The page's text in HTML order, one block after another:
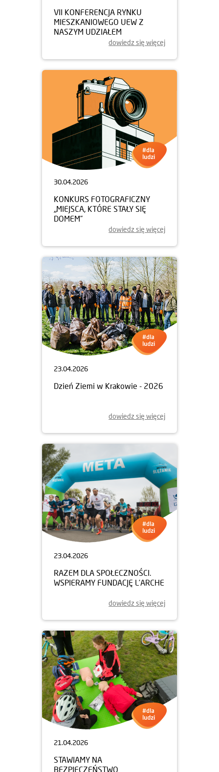
VII KONFERENCJA RYNKU
MIESZKANIOWEGO UEW Z
NASZYM UDZIAŁEM
dowiedz się więcej
30.04.2026
KONKURS FOTOGRAFICZNY
„MIEJSCA, KTÓRE STAŁY SIĘ
DOMEM”
dowiedz się więcej
23.04.2026
Dzień Ziemi w Krakowie - 2026
dowiedz się więcej
23.04.2026
RAZEM DLA SPOŁECZNOŚCI.
WSPIERAMY FUNDACJĘ L’ARCHE
dowiedz się więcej
21.04.2026
STAWIAMY NA
BEZPIECZEŃSTWO